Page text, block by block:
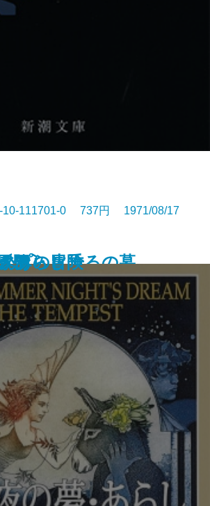
き・火垂るの墓
三〕
四〕
一〕
二〕
険
111701-0 737円 1971/08/17
あらし
ラ
プの冒険
み